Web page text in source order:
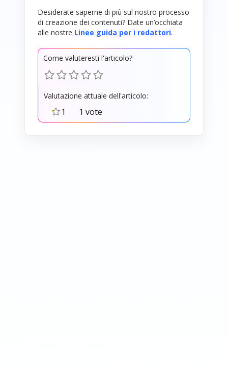
Desiderate saperne di più sul nostro processo
di creazione dei contenuti? Date un’occhiata
alle nostre Linee guida per i redattori.
Come valuteresti l'articolo?
Valutazione attuale dell'articolo:
1 1 vote